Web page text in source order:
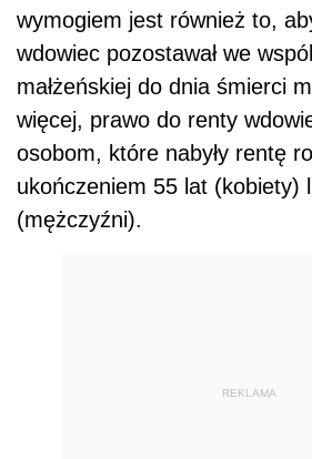
wymogiem jest również to,
wdowiec pozostawał we
małżeńskiej do dnia śmierci
więcej, prawo do renty
osobom, które nabyły rentę
ukończeniem 55 lat (kobiety)
(mężczyźni).
REKLAMA